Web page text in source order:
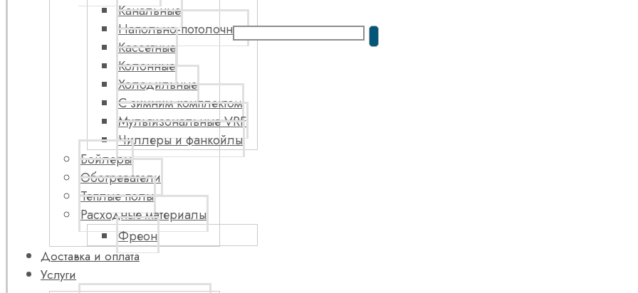
Канальные
Напольно-потолочные
Кассетные
Колонные
Холодильные
С зимним комплектом
Мультизональные VRF
Чиллеры и фанкойлы
Бойлеры
Обогреватели
Теплые полы
Расходные материалы
Фреон
Доставка и оплата
Услуги